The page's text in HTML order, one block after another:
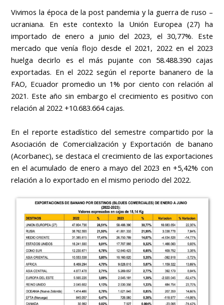
Vivimos la época de la post pandemia y la guerra de ruso –
ucraniana. En este contexto la Unión Europea (27) ha
importado de enero a junio del 2023, el 30,77%. Este
mercado que venía flojo desde el 2021, 2022 en el 2023
huelga decirlo es el más pujante con 58.488.390 cajas
exportadas. En el 2022 según el reporte bananero de la
FAO, Ecuador promedio un 1% por ciento con relación al
2021. Este año sin embargo el crecimiento es positivo con
relación al 2022 +10.683.664 cajas.
En el reporte estadístico del semestre compartido por la
Asociación de Comercialización y Exportación de banano
(Acorbanec),se destaca el crecimiento de las exportaciones
en el acumulado de enero a mayo del 2023 en +5,42% con
relación a lo exportado en el mismo periodo del 2022.